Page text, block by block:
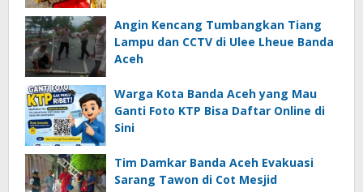
Angin Kencang Tumbangkan Tiang
Lampu dan CCTV di Ulee Lheue Banda
Aceh
Warga Kota Banda Aceh yang Mau
Ganti Foto KTP Bisa Daftar Online di
Sini
Tim Damkar Banda Aceh Evakuasi
Sarang Tawon di Cot Mesjid